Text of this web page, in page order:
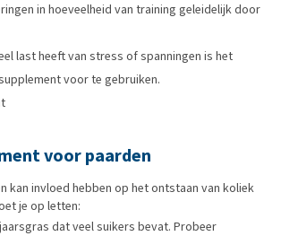
in hoeveelheid van training geleidelijk door
last heeft van stress of spanningen is het
voor te gebruiken.
voor paarden
kan invloed hebben op het ontstaan van koliek
je op letten:
dat veel suikers bevat. Probeer